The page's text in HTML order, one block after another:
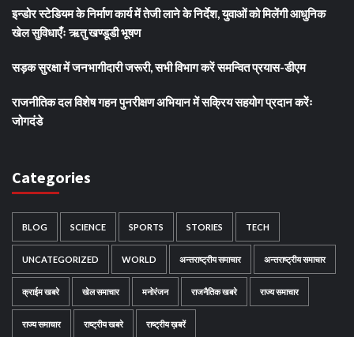
इन्डोर स्टेडियम के निर्माण कार्य में तेजी लाने के निर्देश, युवाओं को मिलेंगी आधुनिक
खेल सुविधाएँः ऋतु खण्डूडी भूषण
सड़क सुरक्षा में जनभागीदारी जरूरी, सभी विभाग करें समन्वित प्रयास-डीएम
राजनीतिक दल विशेष गहन पुनरीक्षण अभियान में सक्रिय सहयोग प्रदान करेंः
जोगदंडे
Categories
BLOG SCIENCE SPORTS STORIES TECH
UNCATEGORIZED WORLD अन्तराष्ट्रीय समाचार अन्तराष्ट्रीय समाचार
क्राईम खबरे खेल समाचार मनोरंजन राजनैतिक खबरे राज्य समाचार
राज्य समाचार राष्ट्रीय खबरे राष्ट्रीय ख़बरें